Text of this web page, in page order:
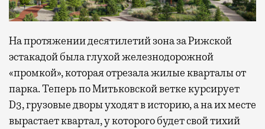
На протяжении десятилетий зона за Рижской
эстакадой была глухой железнодорожной
«промкой», которая отрезала жилые кварталы от
парка. Теперь по Митьковской ветке курсирует
D3, грузовые дворы уходят в историю, а на их месте
вырастает квартал, у которого будет свой тихий